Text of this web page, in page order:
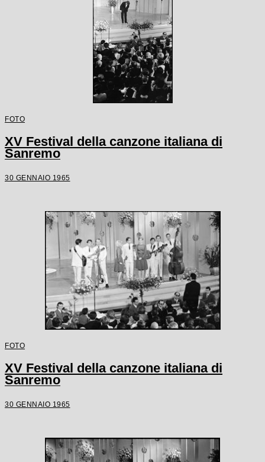
FOTO
XV Festival della canzone italiana di
Sanremo
30 GENNAIO 1965
FOTO
XV Festival della canzone italiana di
Sanremo
30 GENNAIO 1965